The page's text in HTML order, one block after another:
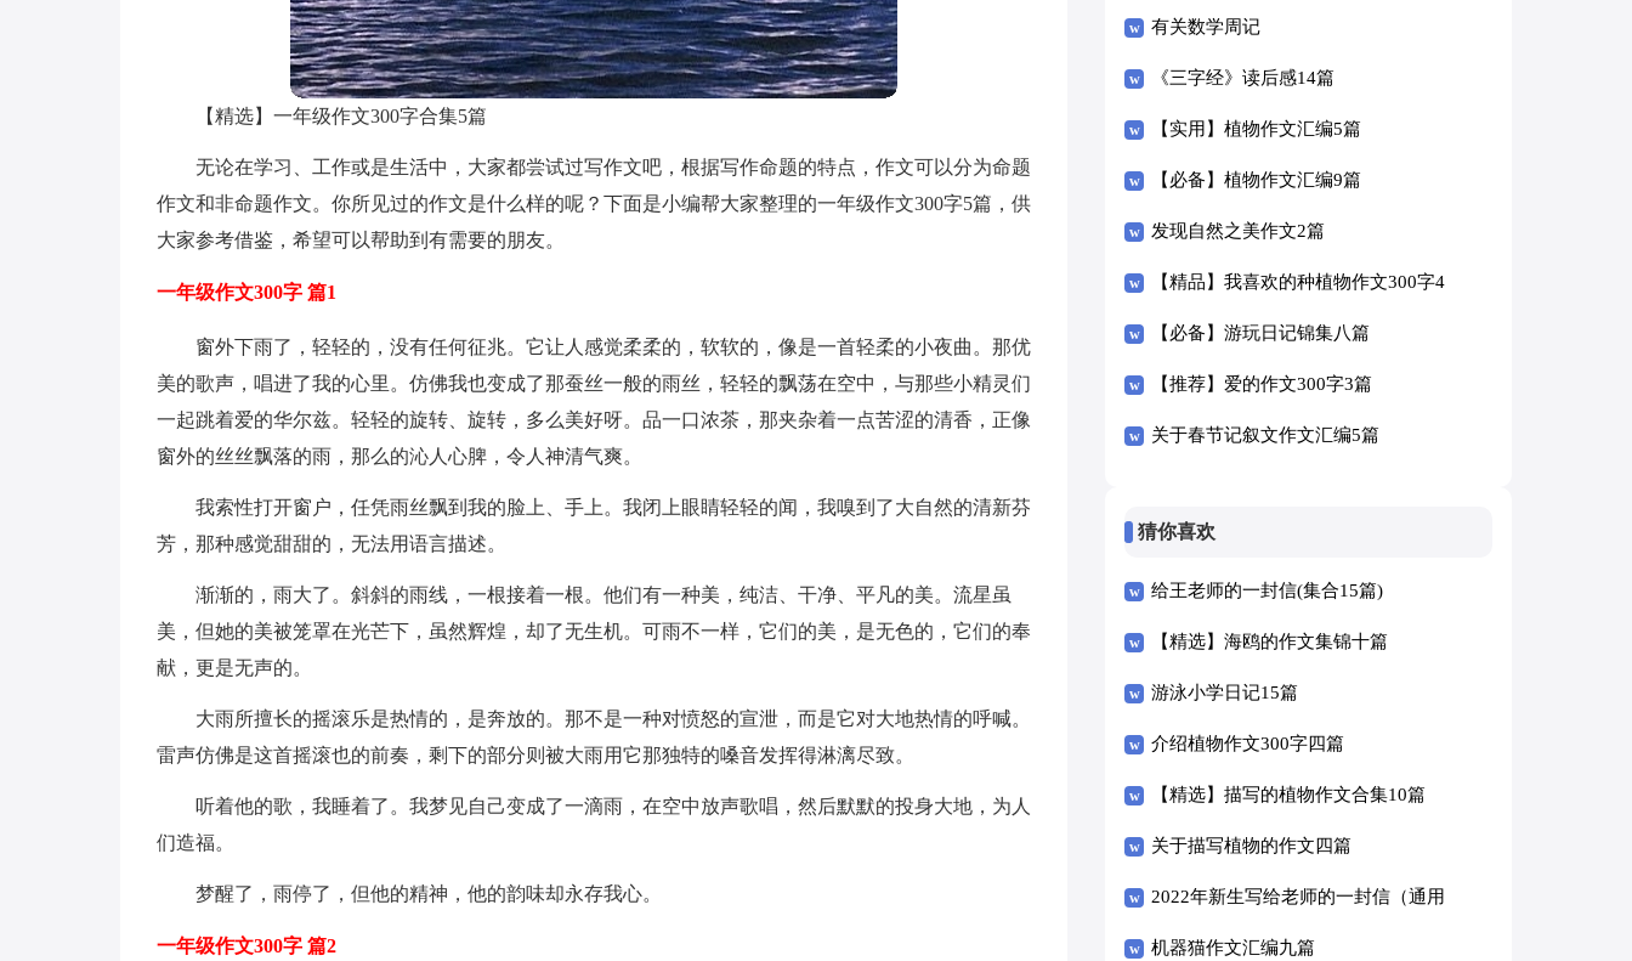
【精选】一年级作文300字合集5篇
无论在学习、工作或是生活中，大家都尝试过写作文吧，根据写作命题的特点，作文可以分为命题
作文和非命题作文。你所见过的作文是什么样的呢？下面是小编帮大家整理的一年级作文300字5篇，供
大家参考借鉴，希望可以帮助到有需要的朋友。
一年级作文300字 篇1
窗外下雨了，轻轻的，没有任何征兆。它让人感觉柔柔的，软软的，像是一首轻柔的小夜曲。那优
美的歌声，唱进了我的心里。仿佛我也变成了那蚕丝一般的雨丝，轻轻的飘荡在空中，与那些小精灵们
一起跳着爱的华尔兹。轻轻的旋转、旋转，多么美好呀。品一口浓茶，那夹杂着一点苦涩的清香，正像
窗外的丝丝飘落的雨，那么的沁人心脾，令人神清气爽。
我索性打开窗户，任凭雨丝飘到我的脸上、手上。我闭上眼睛轻轻的闻，我嗅到了大自然的清新芬
芳，那种感觉甜甜的，无法用语言描述。
渐渐的，雨大了。斜斜的雨线，一根接着一根。他们有一种美，纯洁、干净、平凡的美。流星虽
美，但她的美被笼罩在光芒下，虽然辉煌，却了无生机。可雨不一样，它们的美，是无色的，它们的奉
献，更是无声的。
大雨所擅长的摇滚乐是热情的，是奔放的。那不是一种对愤怒的宣泄，而是它对大地热情的呼喊。
雷声仿佛是这首摇滚也的前奏，剩下的部分则被大雨用它那独特的嗓音发挥得淋漓尽致。
听着他的歌，我睡着了。我梦见自己变成了一滴雨，在空中放声歌唱，然后默默的投身大地，为人
们造福。
梦醒了，雨停了，但他的精神，他的韵味却永存我心。
一年级作文300字 篇2
有关数学周记
《三字经》读后感14篇
【实用】植物作文汇编5篇
【必备】植物作文汇编9篇
发现自然之美作文2篇
【精品】我喜欢的种植物作文300字4
篇【必备】游玩日记锦集八篇
【推荐】爱的作文300字3篇
关于春节记叙文作文汇编5篇
猜你喜欢
给王老师的一封信(集合15篇)
【精选】海鸥的作文集锦十篇
游泳小学日记15篇
介绍植物作文300字四篇
【精选】描写的植物作文合集10篇
关于描写植物的作文四篇
2022年新生写给老师的一封信（通用
8篇）
机器猫作文汇编九篇